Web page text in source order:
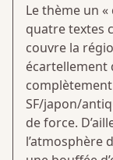
Le thème un
quatre textes
couvre la
écartellement
SF/japon/
de force.
l’atmosphère